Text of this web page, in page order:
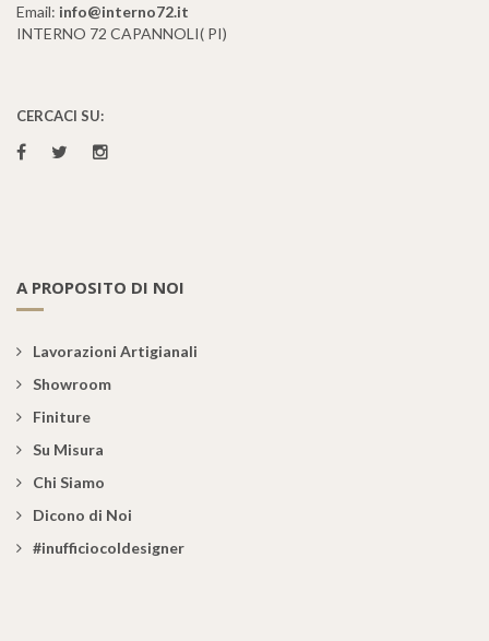
Email: info@interno72.it
INTERNO 72 CAPANNOLI( PI)
CERCACI SU:
A PROPOSITO DI NOI
Lavorazioni Artigianali
Showroom
Finiture
Su Misura
Chi Siamo
Dicono di Noi
#inufficiocoldesigner